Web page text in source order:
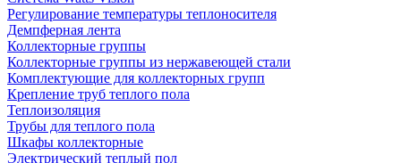
Регулирование температуры теплоносителя
Демпферная лента
Коллекторные группы
Коллекторные группы из нержавеющей стали
Комплектующие для коллекторных групп
Крепление труб теплого пола
Теплоизоляция
Трубы для теплого пола
Шкафы коллекторные
Электрический теплый пол